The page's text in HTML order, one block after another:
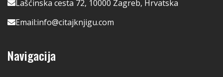
Lašćinska cesta 72, 10000 Zagreb, Hrvatska
Email:info@citajknjigu.com
Navigacija